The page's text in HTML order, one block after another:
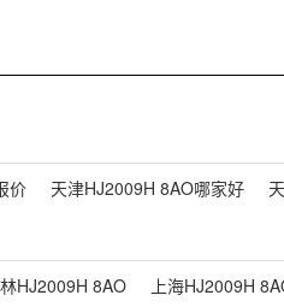
价 天津HJ2009H 8AO哪家好
HJ2009H 8AO 上海HJ2009H